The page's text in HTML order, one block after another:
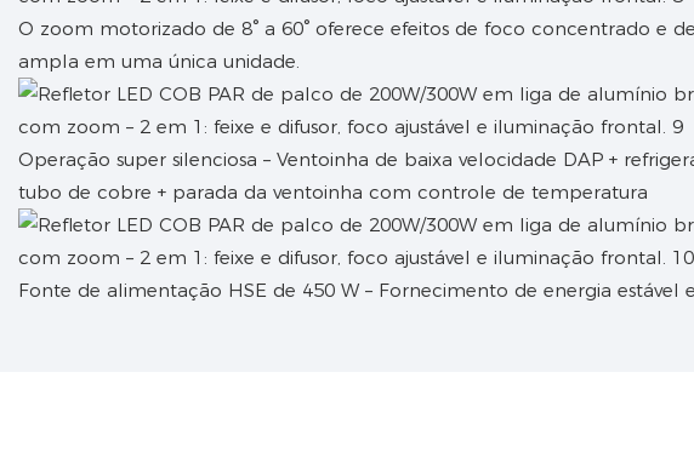
O zoom motorizado de 8° a 60° oferece efeitos de foco concentrado e
ampla em uma única unidade.
Operação super silenciosa – Ventoinha de baixa velocidade DAP +
tubo de cobre + parada da ventoinha com controle de temperatura
Fonte de alimentação HSE de 450 W – Fornecimento de energia estável